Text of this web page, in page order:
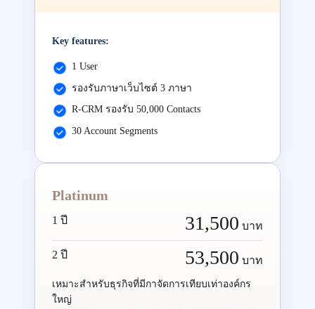
Key features:
1 User
รองรับภาษาเว็บไซต์ 3 ภาษา
R-CRM รองรับ 50,000 Contacts
30 Account Segments
Platinum
1 ปี 31,500 บาท
2 ปี 53,500 บาท
เหมาะสำหรับธุรกิจที่มีกาจัดการเทียบเท่าองค์กร
ใหญ่